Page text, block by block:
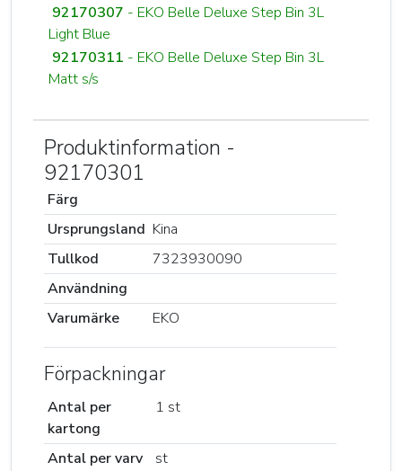
92170307 - EKO Belle Deluxe Step Bin 3L
Light Blue
92170311 - EKO Belle Deluxe Step Bin 3L
Matt s/s
Produktinformation -
92170301
Färg
Ursprungsland Kina
Tullkod
7323930090
Användning
Varumärke
EKO
Förpackningar
Antal per
kartong
1 st
Antal per varv
st